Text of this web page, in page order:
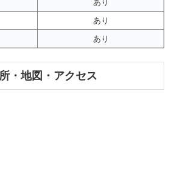
あり
あり
あり
・地図・アクセス